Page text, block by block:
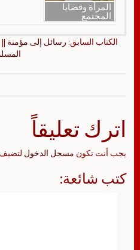
المرأة وقضايا
المجتمع
الكتاب السابق: رسائل إلى مؤمنة
اترك تعليقاً
يجب أنت تكون مسجل الدخول لتضيف
كتب شائعة: